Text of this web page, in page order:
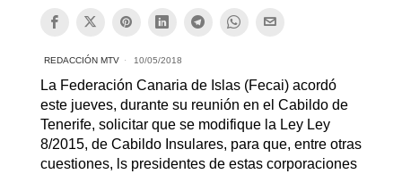
REDACCIÓN MTV 10/05/2018
La Federación Canaria de Islas (Fecai) acordó
este jueves, durante su reunión en el Cabildo de
Tenerife, solicitar que se modifique la Ley Ley
8/2015, de Cabildo Insulares, para que, entre otras
cuestiones, ls presidentes de estas corporaciones